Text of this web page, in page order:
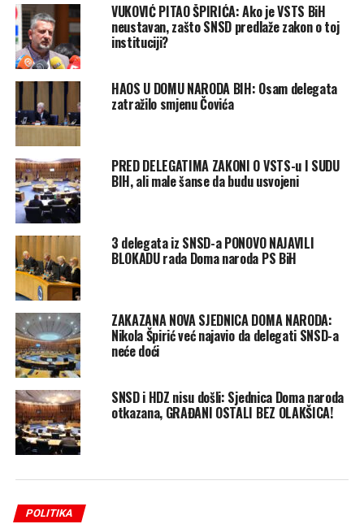
VUKOVIĆ PITAO ŠPIRIĆA: Ako je VSTS BiH
neustavan, zašto SNSD predlaže zakon o toj
instituciji?
HAOS U DOMU NARODA BIH: Osam delegata
zatražilo smjenu Čovića
PRED DELEGATIMA ZAKONI O VSTS-u I SUDU
BIH, ali male šanse da budu usvojeni
3 delegata iz SNSD-a PONOVO NAJAVILI
BLOKADU rada Doma naroda PS BiH
ZAKAZANA NOVA SJEDNICA DOMA NARODA:
Nikola Špirić već najavio da delegati SNSD-a
neće doći
SNSD i HDZ nisu došli: Sjednica Doma naroda
otkazana, GRAĐANI OSTALI BEZ OLAKŠICA!
POLITIKA